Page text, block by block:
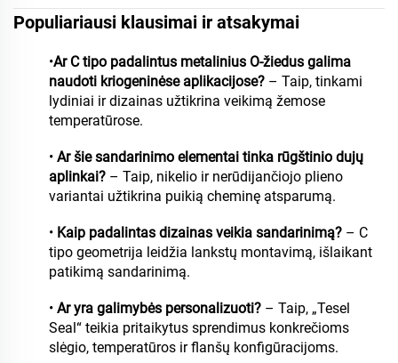
Populiariausi klausimai ir atsakymai
•Ar C tipo padalintus metalinius O-žiedus galima
naudoti kriogeninėse aplikacijose? – Taip, tinkami
lydiniai ir dizainas užtikrina veikimą žemose
temperatūrose.
• Ar šie sandarinimo elementai tinka rūgštinio dujų
aplinkai? – Taip, nikelio ir nerūdijančiojo plieno
variantai užtikrina puikią cheminę atsparumą.
• Kaip padalintas dizainas veikia sandarinimą? – C
tipo geometrija leidžia lankstų montavimą, išlaikant
patikimą sandarinimą.
• Ar yra galimybės personalizuoti? – Taip, „Tesel
Seal“ teikia pritaikytus sprendimus konkrečioms
slėgio, temperatūros ir flanšų konfigūracijoms.